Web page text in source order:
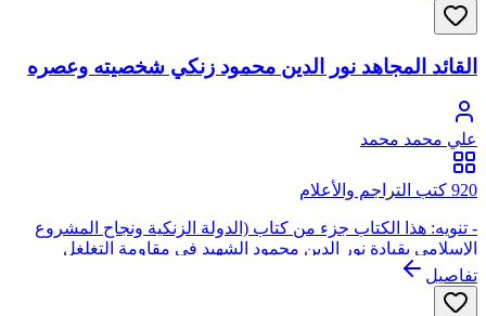
القائد المجاهد نور الدين محمود زنكي شخصيته وعصره
علي محمد محمد
920 كتب التراجم والأعلام
- تنويه: هذا الكتاب جزء من كتاب (الدولة الزنكية ونجاح المشروع
الإسلامي بقيادة نور الدين محمود الشهيد في مقاومة التغلغل
الباطني والغزو الصليبي)
تفاصيل